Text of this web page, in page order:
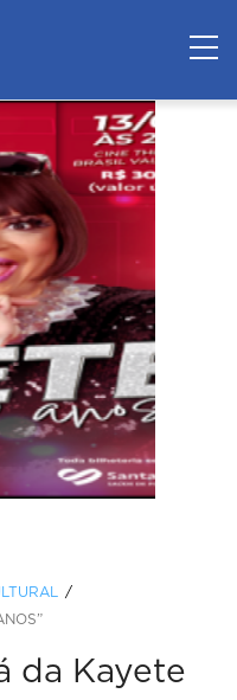
da Kayete